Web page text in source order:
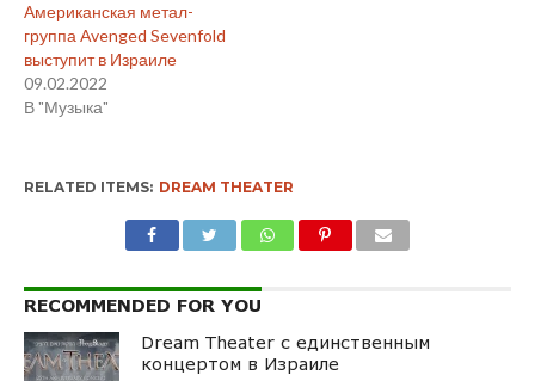
Американская метал-
группа Avenged Sevenfold
выступит в Израиле
09.02.2022
В "Музыка"
RELATED ITEMS: DREAM THEATER
RECOMMENDED FOR YOU
Dream Theater с единственным
концертом в Израиле